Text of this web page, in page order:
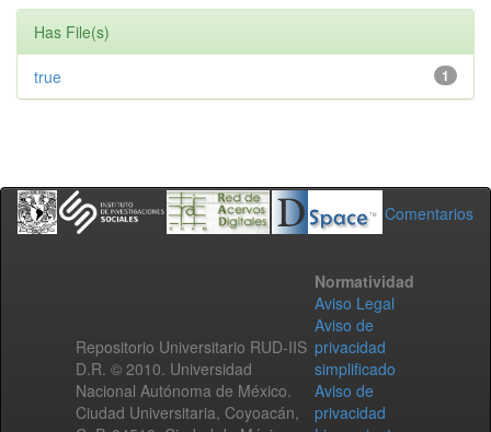
Has File(s)
1
true
Comentarios
Repositorio Universitario RUD-IIS
D.R. © 2010. Universidad
Nacional Autónoma de México.
Ciudad Universitaria, Coyoacán,
Normatividad
Aviso Legal
Aviso de
privacidad
simplificado
Aviso de
privacidad